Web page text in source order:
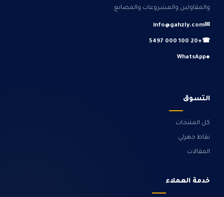
والمقاولين والمشروعات والمصانع.
✉
info@gahzly.com
☎
+20 100 000 5497
●
WhatsApp
التسوق
كل المنتجات
نقاط جهزلي
المقالات
خدمة العملاء